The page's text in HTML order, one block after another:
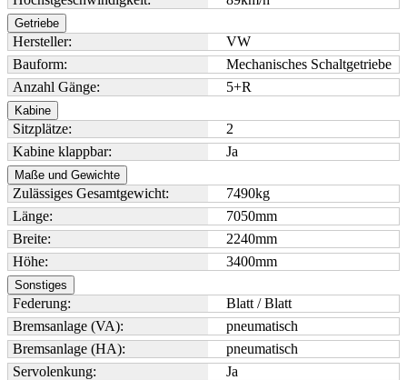
Getriebe
Hersteller:
VW
Bauform:
Mechanisches Schaltgetriebe
Anzahl Gänge:
5+R
Kabine
Sitzplätze:
2
Kabine klappbar:
Ja
Maße und Gewichte
Zulässiges Gesamtgewicht: 7490kg
Länge:
7050mm
Breite:
2240mm
Höhe:
3400mm
Sonstiges
Federung:
Blatt / Blatt
Bremsanlage (VA):
pneumatisch
Bremsanlage (HA):
pneumatisch
Servolenkung:
Ja